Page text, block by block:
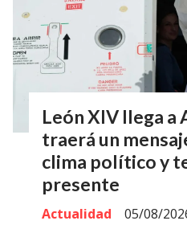
León XIV llega a
traerá un
clima político y
presente
Actualidad
05/08/